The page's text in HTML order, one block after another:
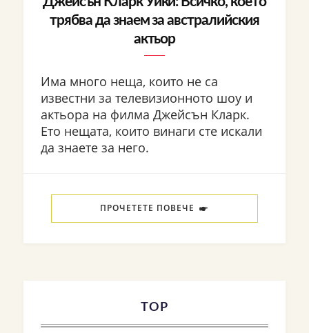
трябва да знаем за австралийския
актьор
Има много неща, които не са
известни за телевизионното шоу и
актьора на филма Джейсън Кларк.
Ето нещата, които винаги сте искали
да знаете за него.
ПРОЧЕТЕТЕ ПОВЕЧЕ
TOP